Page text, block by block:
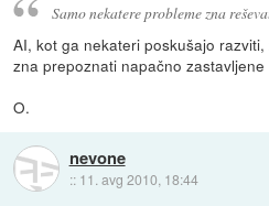
Samo nekatere probleme zna
AI, kot ga nekateri poskušajo
zna prepoznati napačno
O.
nevone
:: 11. avg 2010, 18:44